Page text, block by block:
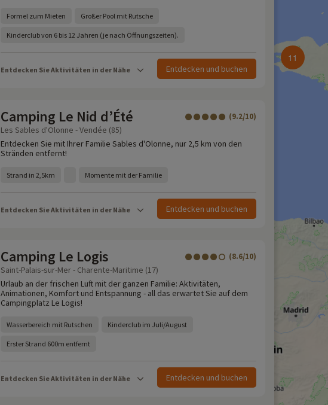
Formel zum Mieten Großer Pool mit Rutsche
Kinderclub von 6 bis 12 Jahren (je nach Öffnungszeiten).
Entdecken Sie Aktivitäten in der Nähe Entdecken und buchen
Camping Le Nid d’Été (9.2/10)
Les Sables d'Olonne - Vendée (85)
Entdecken Sie mit Ihrer Familie Sables d'Olonne, nur 2,5 km von den
Stränden entfernt!
Strand in 2,5km Momente mit der Familie
Entdecken Sie Aktivitäten in der Nähe Entdecken und buchen
Camping Le Logis (8.6/10)
Saint-Palais-sur-Mer - Charente-Maritime (17)
Urlaub an der frischen Luft mit der ganzen Familie: Aktivitäten,
Animationen, Komfort und Entspannung - all das erwartet Sie auf dem
Campingplatz Le Logis!
Wasserbereich mit Rutschen Kinderclub im Juli/August
Erster Strand 600m entfernt
Entdecken Sie Aktivitäten in der Nähe Entdecken und buchen
11